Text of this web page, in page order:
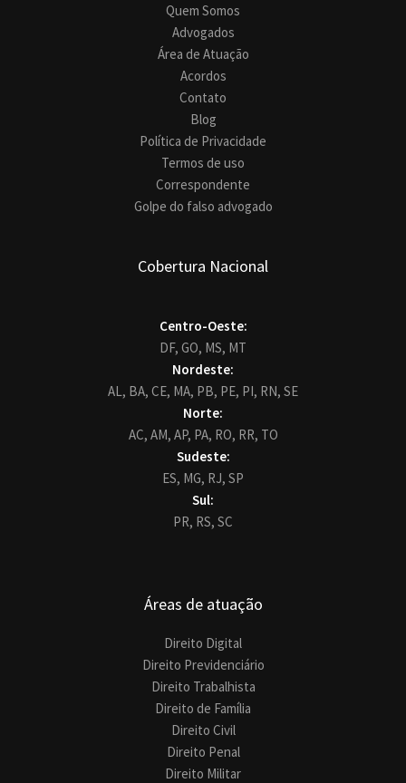
Quem Somos
Advogados
Área de Atuação
Acordos
Contato
Blog
Política de Privacidade
Termos de uso
Correspondente
Golpe do falso advogado
Cobertura Nacional
Centro-Oeste:
DF, GO, MS, MT
Nordeste:
AL, BA, CE, MA, PB, PE, PI, RN, SE
Norte:
AC, AM, AP, PA, RO, RR, TO
Sudeste:
ES, MG, RJ, SP
Sul:
PR, RS, SC
Áreas de atuação
Direito Digital
Direito Previdenciário
Direito Trabalhista
Direito de Família
Direito Civil
Direito Penal
Direito Militar